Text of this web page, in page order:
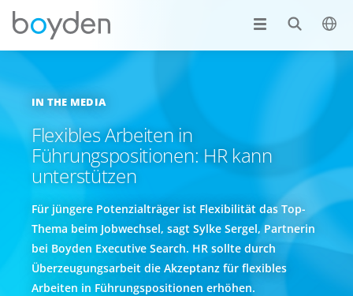
IN THE MEDIA
Flexibles Arbeiten in
Führungspositionen: HR kann
unterstützen
Für jüngere Potenzialträger ist Flexibilität das Top-
Thema beim Jobwechsel, sagt Sylke Sergel, Partnerin
bei Boyden Executive Search. HR sollte durch
Überzeugungsarbeit die Akzeptanz für flexibles
Arbeiten in Führungspositionen erhöhen.